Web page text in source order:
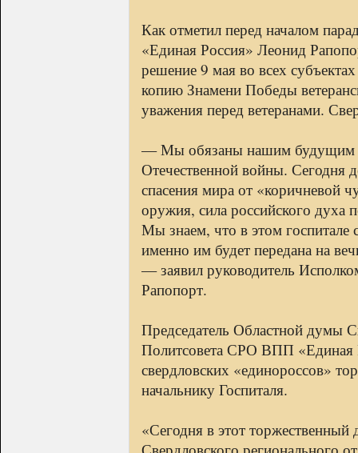
Как отметил перед началом
«Единая Россия» Леонид
решение 9 мая во всех
копию Знамени Победы
уважения перед ветеранами.
— Мы обязаны нашим будущим
Отечественной войны. Сегодня
спасения мира от «коричневой
оружия, сила российского духа
Мы знаем, что в этом госпитале
именно им будет передана на
— заявил руководитель
Рапопорт.
Председатель Областной думы
Политсовета СРО ВПП «Единая
свердловских «единороссов»
начальнику Госпиталя.
«Сегодня в этот